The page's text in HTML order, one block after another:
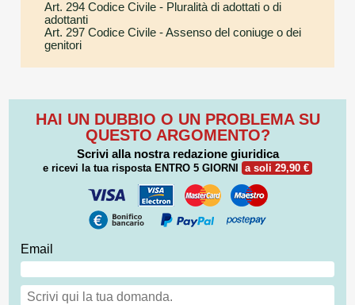
Art. 294 Codice Civile - Pluralità di adottati o di
adottanti
Art. 297 Codice Civile - Assenso del coniuge o dei
genitori
HAI UN DUBBIO O UN PROBLEMA SU
QUESTO ARGOMENTO?
Scrivi alla nostra redazione giuridica
e ricevi la tua risposta ENTRO 5 GIORNI a soli 29,90 €
Email